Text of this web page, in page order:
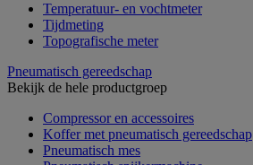
Temperatuur- en vochtmeter
Tijdmeting
Topografische meter
Pneumatisch gereedschap
Bekijk de hele productgroep
Compressor en accessoires
Koffer met pneumatisch gereedschap
Pneumatisch mes